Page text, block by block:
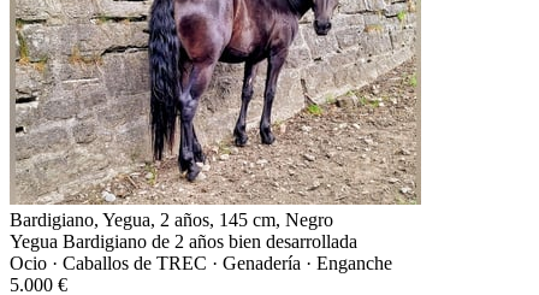
Bardigiano, Yegua, 2 años, 145 cm, Negro
Yegua Bardigiano de 2 años bien desarrollada
Ocio · Caballos de TREC · Genadería · Enganche
5.000 €